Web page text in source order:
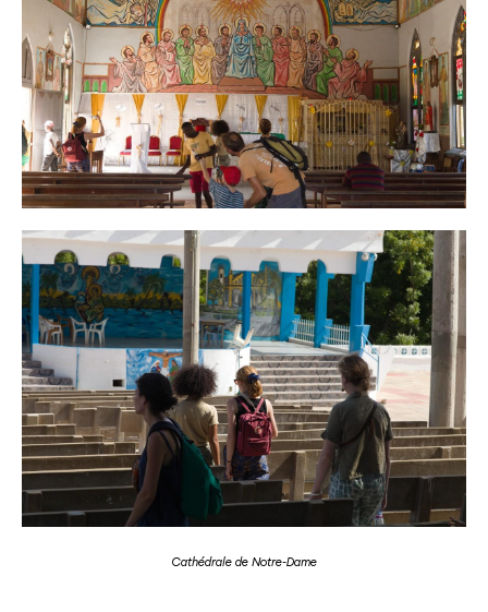
Cathédrale de Notre-Dame